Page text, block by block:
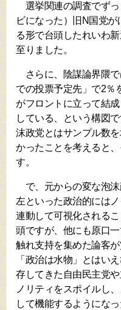
選挙関連の調査でずっ
ビになった）旧N国党
る形で台頭したれいわ
至りました。
さらに、陰謀論界隈で
での投票予定先」で2％
がフロントに立って結
している、という構図
沫政党とはサンプル数
かったことを考えると
す。
で、元からの変な泡沫
左といった政治的には
連動して可視化される
頭ですが、他にも原口
触れ支持を集めた論客
「政治は水物」とはい
存してきた自由民主党
ノリティをスポイルし
して機能するようにな